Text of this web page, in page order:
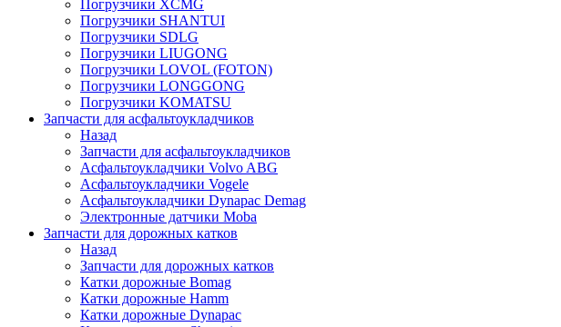
Погрузчики XCMG
Погрузчики SHANTUI
Погрузчики SDLG
Погрузчики LIUGONG
Погрузчики LOVOL (FOTON)
Погрузчики LONGGONG
Погрузчики KOMATSU
Запчасти для асфальтоукладчиков
Назад
Запчасти для асфальтоукладчиков
Асфальтоукладчики Volvo ABG
Асфальтоукладчики Vogele
Асфальтоукладчики Dynapac Demag
Электронные датчики Moba
Запчасти для дорожных катков
Назад
Запчасти для дорожных катков
Катки дорожные Bomag
Катки дорожные Hamm
Катки дорожные Dynapac